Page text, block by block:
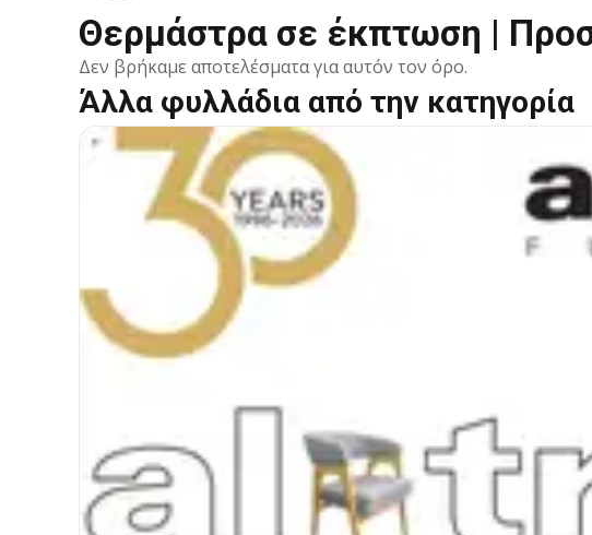
Θερμάστρα σε έκπτωση |
Δεν βρήκαμε αποτελέσματα για αυτόν τον όρο.
Άλλα φυλλάδια από την κατηγορία